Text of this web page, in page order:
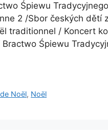
Śpiewu
2 /Sbor českých dětí
traditionnel / Koncert
Śpiewu
Noël, Noël